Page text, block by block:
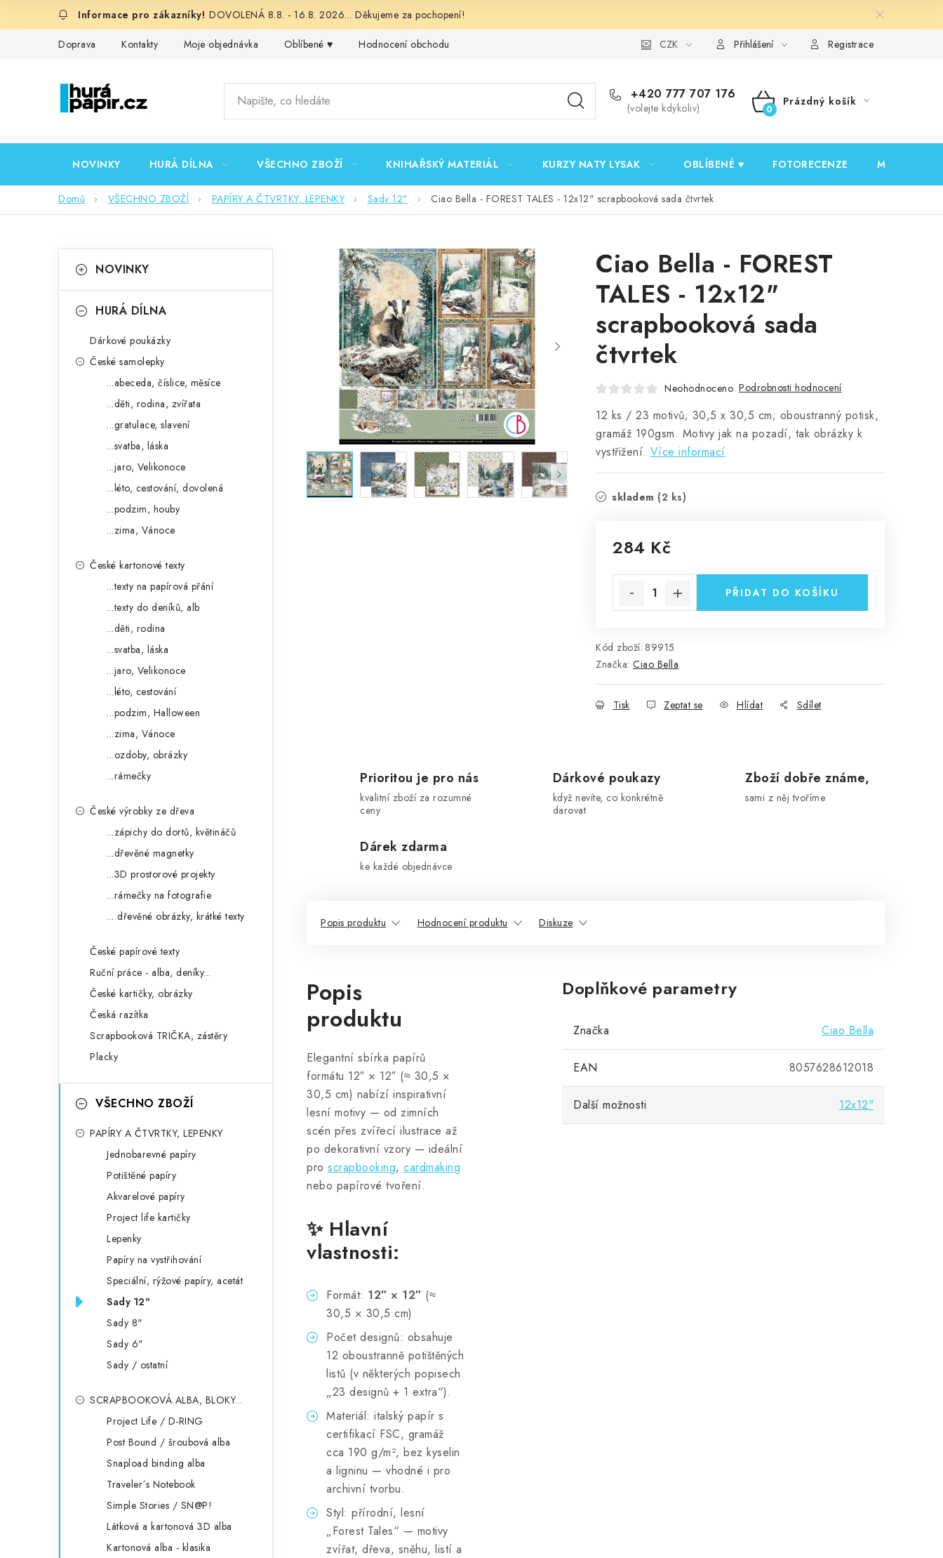
DOVOLENÁ 8.8. - 16.8. 2026... Děkujeme za pochopení!
Doprava Kontakty Moje objednávka Oblíbené ♥️ Hodnocení obchodu Podmínky ochrany osobních údajů Ověřování recenzí
CZK Přihlášení Registrace
+420 777 707 176
(volejte kdykoliv)
NÁKUPNÍ
Prázdný košík
NOVINKY HURÁ DÍLNA VŠECHNO ZBOŽÍ KNIHAŘSKÝ MATERIÁL KURZY NATY LYSAK OBLÍBENÉ ♥️ FOTORECENZE MOJE
Domů VŠECHNO ZBOŽÍ PAPÍRY A ČTVRTKY, LEPENKY Sady 12" Ciao Bella - FOREST TALES - 12x12" scrapbooková sada čtvrtek
okategorie
a
NOVINKY
HURÁ DÍLNA
Dárkové poukázky
České samolepky
...abeceda, číslice, měsíce
...děti, rodina, zvířata
...gratulace, slavení
...svatba, láska
...jaro, Velikonoce
...léto, cestování, dovolená
...podzim, houby
...zima, Vánoce
České kartonové texty
...texty na papírová přání
...texty do deníků, alb
...děti, rodina
...svatba, láska
...jaro, Velikonoce
...léto, cestování
...podzim, Halloween
...zima, Vánoce
...ozdoby, obrázky
...rámečky
České výrobky ze dřeva
...zápichy do dortů, květináčů
...dřevěné magnetky
...3D prostorové projekty
...rámečky na fotografie
... dřevěné obrázky, krátké texty
České papírové texty
Ruční práce - alba, deníky...
České kartičky, obrázky
Česká razítka
Scrapbooková TRIČKA, zástěry
Placky
VŠECHNO ZBOŽÍ
PAPÍRY A ČTVRTKY, LEPENKY
Jednobarevné papíry
Potištěné papíry
Akvarelové papíry
Project life kartičky
Lepenky
Papíry na vystřihování
Speciální, rýžové papíry, acetát
Sady 12"
Sady 8"
Sady 6"
Sady / ostatní
SCRAPBOOKOVÁ ALBA, BLOKY...
Project Life / D-RING
Post Bound / šroubová alba
Snapload binding alba
Traveler´s Notebook
Simple Stories / SN@P!
Látková a kartonová 3D alba
Kartonová alba - klasika
Ciao Bella - FOREST
TALES - 12x12"
scrapbooková sada
čtvrtek
Neohodnoceno Podrobnosti hodnocení
12 ks / 23 motivů; 30,5 x 30,5 cm; oboustranný potisk,
gramáž 190gsm. Motivy jak na pozadí, tak obrázky k
vystřižení. Více informací
skladem (2 ks)
284 Kč
PŘIDAT DO KOŠÍKU
Kód zboží: 89915
Značka: Ciao Bella
Tisk Zeptat se Hlídat Sdílet
Prioritou je pro nás
kvalitní zboží za rozumné
ceny
Dárkové poukazy
když nevíte, co konkrétně
darovat
Zboží dobře známe,
sami z něj tvoříme
Dárek zdarma
ke každé objednávce
Popis produktu Hodnocení produktu Diskuze
Popis
produktu
Elegantní sbírka papírů
formátu 12″ × 12″ (≈ 30,5 ×
30,5 cm) nabízí inspirativní
lesní motivy — od zimních
scén přes zvířecí ilustrace až
po dekorativní vzory — ideální
pro scrapbooking, cardmaking
nebo papírové tvoření.
✨ Hlavní
vlastnosti:
Formát: 12″ × 12″ (≈
30,5 × 30,5 cm)
Počet designů: obsahuje
12 oboustranně potištěných
listů (v některých popisech
„23 designů + 1 extra“).
Materiál: italský papír s
certifikací FSC, gramáž
cca 190 g/m², bez kyselin
a ligninu — vhodné i pro
archivní tvorbu.
Styl: přírodní, lesní
„Forest Tales“ — motivy
zvířat, dřeva, sněhu, listí a
Doplňkové parametry
Značka Ciao Bella
EAN 8057628612018
Další možnosti 12x12"